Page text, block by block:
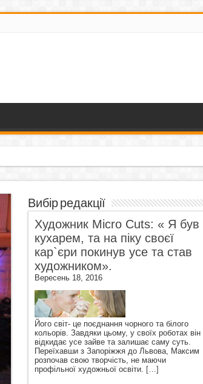
Вибір редакції
Художник Micro Cuts: « Я був
кухарем, та на піку своєї
кар`єри покинув усе та став
художником».
Вересень 18, 2016
Його світ- це поєднання чорного та білого
кольорів. Завдяки цьому, у своїх роботах він
відкидає усе зайве та залишає саму суть.
Переїхавши з Запоріжжя до Львова, Максим
розпочав свою творчість, не маючи
профільної художньої освіти. […]